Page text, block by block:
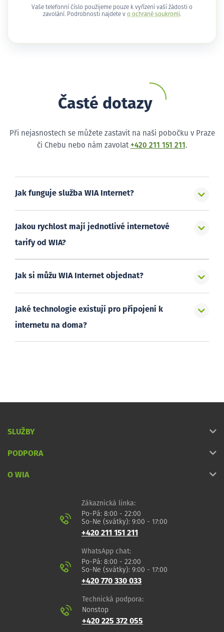
Vaše telefonní číslo použijeme pouze k vyřízení vaší žádosti o
zavolání. Podrobnosti najdete v o ochraně soukromí .
Časté dotazy
Při nejasnostech se můžete zastavit na naši pobočku v Praze
či Chebu nebo nám zavolat +420 211 151 211 .
Jak funguje služba WIA Internet?
Jakou rychlost mají jednotlivé internetové
tarify od WIA?
Jak si můžu WIA Internet objednat?
Jaké technologie existují pro připojení k
internetu na doma?
SLUŽBY
PODPORA
O WIA
Zákaznická linka:
Po-Pá: 8:00 - 22:00
So-Ne (svátky): 9:00 - 17:00
+420 211 151 211
WhatsApp chat:
Po-Pá: 8:00 - 22:00
So-Ne (svátky): 9:00 - 17:00
+420 770 330 033
Technická podpora:
Nonstop
+420 225 372 055